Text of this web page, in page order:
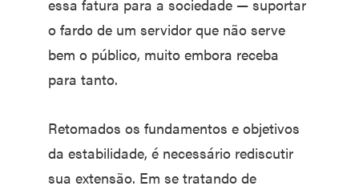
essa fatura para a sociedade — suportar
o fardo de um servidor que não serve
bem o público, muito embora receba
para tanto.
Retomados os fundamentos e objetivos
da estabilidade, é necessário rediscutir
sua extensão. Em se tratando de